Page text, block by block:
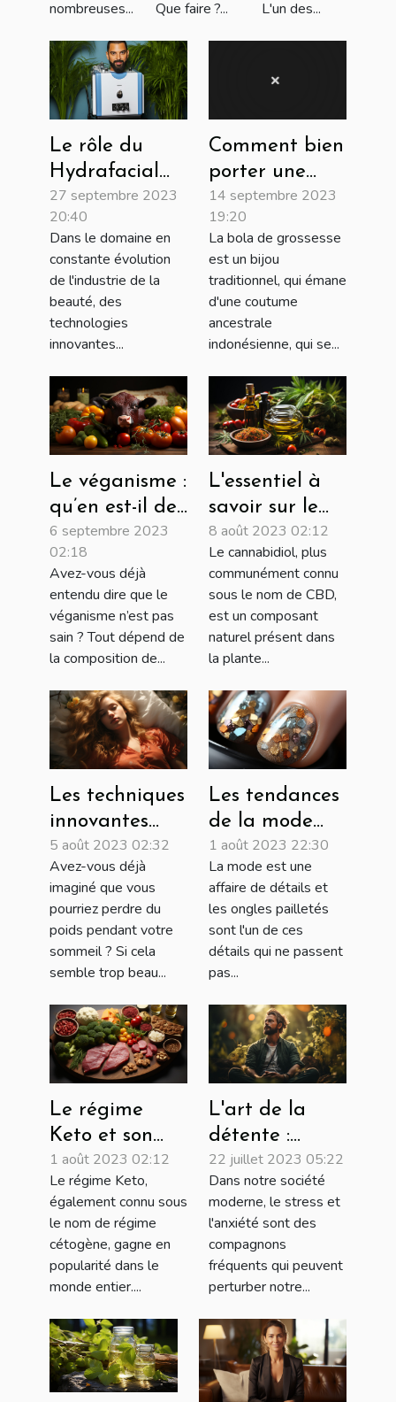
nombreuses... Que faire ?... L'un des...
Le rôle du
Hydrafacial
dans
l'industrie de
la beauté
27 septembre 2023
20:40
Dans le domaine en
constante évolution
de l'industrie de la
beauté, des
technologies
innovantes...
Comment bien
porter une
bola de
grossesse
14 septembre 2023
19:20
La bola de grossesse
est un bijou
traditionnel, qui émane
d'une coutume
ancestrale
indonésienne, qui se...
Le véganisme :
qu’en est-il de
ce mode de vie
?
6 septembre 2023
02:18
Avez-vous déjà
entendu dire que le
véganisme n’est pas
sain ? Tout dépend de
la composition de...
L'essentiel à
savoir sur le
CBD
8 août 2023 02:12
Le cannabidiol, plus
communément connu
sous le nom de CBD,
est un composant
naturel présent dans
la plante...
Les techniques
innovantes
pour perdre
du poids
pendant le
sommeil
5 août 2023 02:32
Avez-vous déjà
imaginé que vous
pourriez perdre du
poids pendant votre
sommeil ? Si cela
semble trop beau...
Les tendances
de la mode
des ongles
pailletés pour
2022
1 août 2023 22:30
La mode est une
affaire de détails et
les ongles pailletés
sont l'un de ces
détails qui ne passent
pas...
Le régime
Keto et son
influence sur
la santé
mentale
1 août 2023 02:12
Le régime Keto,
également connu sous
le nom de régime
cétogène, gagne en
popularité dans le
monde entier....
L'art de la
détente :
techniques
pour soulager
le stress et
apaiser l'esprit
22 juillet 2023 05:22
Dans notre société
moderne, le stress et
l'anxiété sont des
compagnons
fréquents qui peuvent
perturber notre...